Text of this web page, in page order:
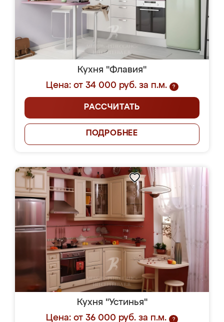
Кухня "Флавия"
Цена: от 34 000 руб. за п.м.
?
РАССЧИТАТЬ
ПОДРОБНЕЕ
Кухня "Устинья"
Цена: от 36 000 руб. за п.м.
?